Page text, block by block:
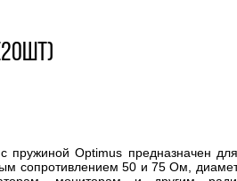
пружиной Optimus предназначен
сопротивлением 50 и 75 Ом,